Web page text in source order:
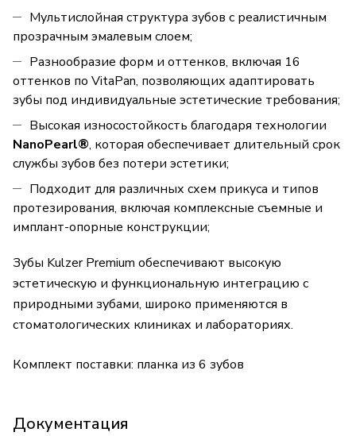
Мультислойная структура зубов с реалистичным
прозрачным эмалевым слоем;
Разнообразие форм и оттенков, включая 16
оттенков по VitaPan, позволяющих адаптировать
зубы под индивидуальные эстетические требования;
Высокая износостойкость благодаря технологии
NanoPearl®, которая обеспечивает длительный срок
службы зубов без потери эстетики;
Подходит для различных схем прикуса и типов
протезирования, включая комплексные съемные и
имплант-опорные конструкции;
Зубы Kulzer Premium обеспечивают высокую
эстетическую и функциональную интеграцию с
природными зубами, широко применяются в
стоматологических клиниках и лабораториях.
Комплект поставки: планка из 6 зубов
Документация